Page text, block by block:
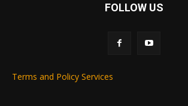
FOLLOW US
Terms and Policy Services